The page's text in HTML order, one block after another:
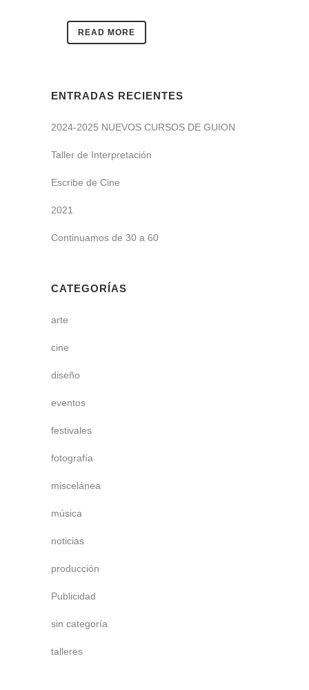
READ MORE
ENTRADAS RECIENTES
2024-2025 NUEVOS CURSOS DE GUION
Taller de Interpretación
Escribe de Cine
2021
Continuamos de 30 a 60
CATEGORÍAS
arte
cine
diseño
eventos
festivales
fotografía
miscelánea
música
noticias
producción
Publicidad
sin categoría
talleres